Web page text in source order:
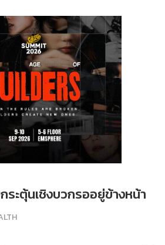
ระตุ้นเชิงบวกรออยู่ข้างหน้า